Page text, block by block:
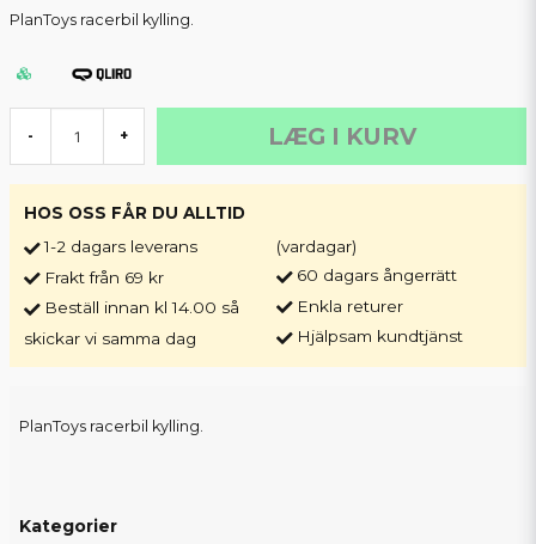
PlanToys racerbil kylling.
- + LÆG I KURV
HOS OSS FÅR DU ALLTID
1-2 dagars leverans
Frakt från 69 kr
Beställ innan kl 14.00 så
skickar vi samma dag
(vardagar)
60 dagars ångerrätt
Enkla returer
Hjälpsam kundtjänst
PlanToys racerbil kylling.
Kategorier